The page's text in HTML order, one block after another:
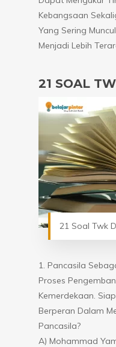
Kebangsaan
Yang Sering
Menjadi Lebih
21 SOAL
21 Soal Twk
1. Pancasila
Proses
Kemerdekaan.
Berperan Dalam
Pancasila?
A) Mohammad